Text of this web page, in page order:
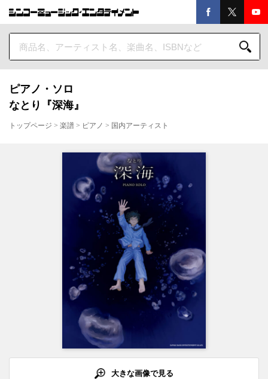
ピアノ・ソロ
なとり『深海』
トップページ > 楽譜 > ピアノ > 国内アーティスト
大きな画像で見る